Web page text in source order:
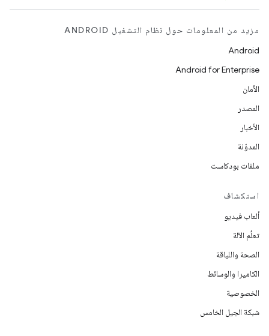
مزيد من المعلومات حول نظام التشغيل ANDROID
Android
Android for Enterprise
الأمان
المصدر
الأخبار
المدوّنة
ملفات بودكاست
استكشاف
ألعاب فيديو
تعلُم الآلة
الصحة واللياقة
الكاميرا والوسائط
الخصوصية
شبكة الجيل الخامس